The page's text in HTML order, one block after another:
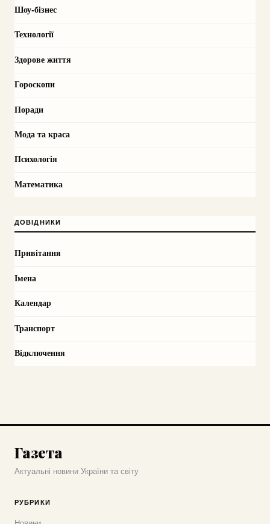
Шоу-бізнес
Технології
Здорове життя
Гороскопи
Поради
Мода та краса
Психологія
Математика
ДОВІДНИКИ
Привітання
Імена
Календар
Транспорт
Відключення
Газета
Актуальні новини України та світу
РУБРИКИ